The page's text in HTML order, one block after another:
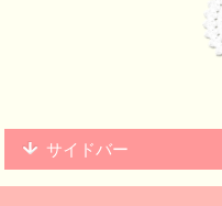
サイドバー